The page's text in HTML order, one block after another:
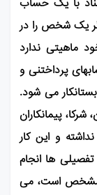
با یک حساب
یک شخص را در
ماهیتی ندارد
پرداختنی و
می شود.
شرکا، پیمانکاران
و این کار
ها انجام
مشخص است، می